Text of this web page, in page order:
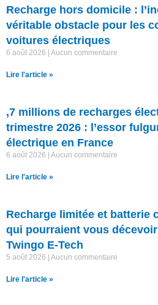
Recharge hors domicile :
véritable obstacle pour les
voitures électriques
6 août 2026 Aucun commentaire
Lire l'article »
,7 millions de recharges
trimestre 2026 : l’essor
électrique en France
6 août 2026 Aucun commentaire
Lire l'article »
Recharge limitée et batterie
qui pourraient vous
Twingo E-Tech
5 août 2026 Aucun commentaire
Lire l'article »